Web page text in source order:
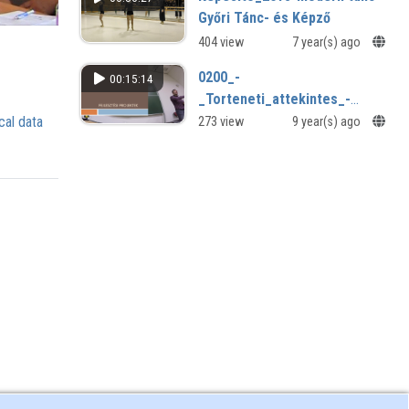
data
Győri Tánc- és Képző
404 view 7 year(s) ago
00:15:14
0200_-
_Torteneti_attekintes_-
_eletciklusok.mp4
273 view 9 year(s) ago